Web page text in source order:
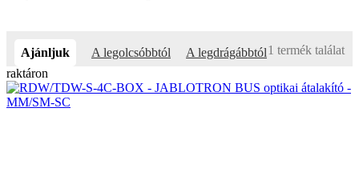
Ajánljuk A legolcsóbbtól A legdrágábbtól1 termék találat
raktáron